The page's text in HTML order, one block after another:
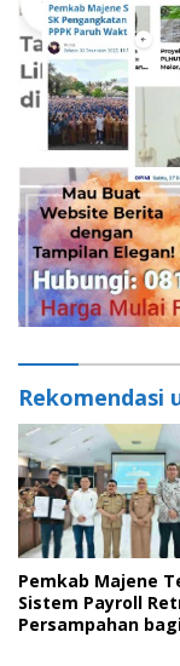
Rekomendasi
Pemkab Majene
Sistem Payroll
Persampahan